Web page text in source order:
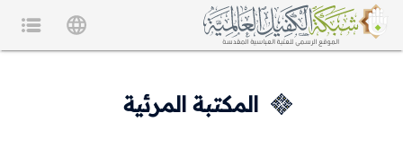
المكتبة المرئية